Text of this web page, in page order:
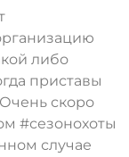
либо
приставы
скоро
#сезонохоты
случае